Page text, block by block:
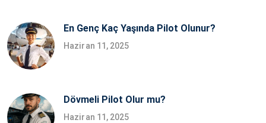
En Genç Kaç Yaşında Pilot Olunur?
Haziran 11, 2025
Dövmeli Pilot Olur mu?
Haziran 11, 2025